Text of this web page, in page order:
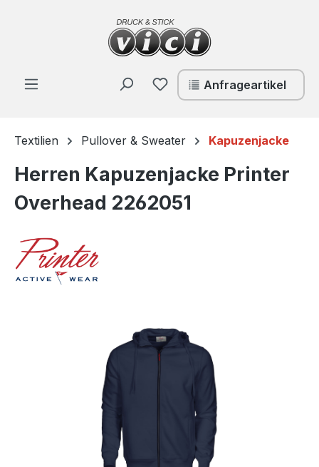
Zum Hauptinhalt springen
Du hast 0 Produkte auf
Anfrageartikel
Textilien Pullover & Sweater Kapuzenjacke
Herren Kapuzenjacke Printer
Overhead 2262051
Bildergalerie überspringen